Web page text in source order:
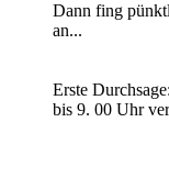
Dann fing
an...
Erste
bis 9. 00 Uhr